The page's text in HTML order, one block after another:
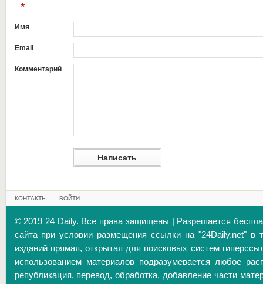
*
Имя
Email
Комментарий
КОНТАКТЫ ВОЙТИ
© 2019 24 Daily. Все права защищены | Разрешается
сайта при условии размещения ссылки на "24Daily.net" в
изданий прямая, открытая для поисковых систем
использованием материалов подразумевается любое
републикация, перевод, обработка, добавление части